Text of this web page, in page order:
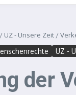
/ UZ - Unsere Zeit /
UZ -
der